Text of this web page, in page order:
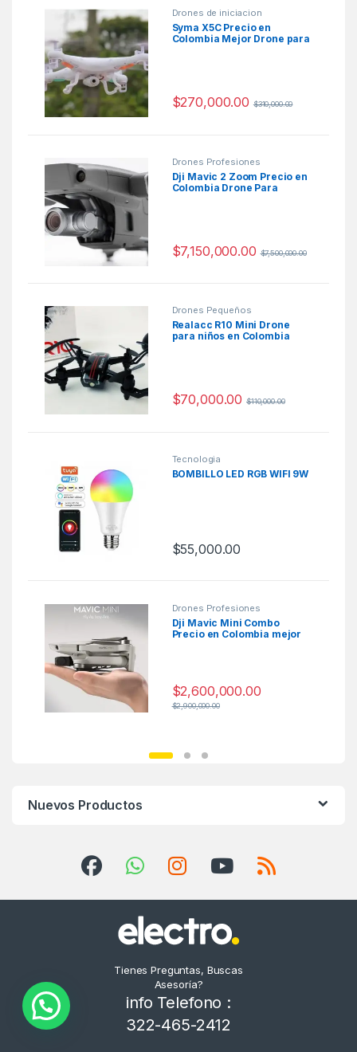
Drones de iniciacion
Syma X5C Precio en
Colombia Mejor Drone para
$270,000.00 $310,000.00
Drones Profesiones
Dji Mavic 2 Zoom Precio en
Colombia Drone Para
$7,150,000.00 $7,500,000.00
Drones Pequeños
Realacc R10 Mini Drone
para niños en Colombia
$70,000.00 $110,000.00
Tecnologia
BOMBILLO LED RGB WIFI 9W
$55,000.00
Drones Profesiones
Dji Mavic Mini Combo
Precio en Colombia mejor
$2,600,000.00
$2,900,000.00
Nuevos Productos
Tienes Preguntas, Buscas
Asesoría?
info Telefono :
322-465-2412